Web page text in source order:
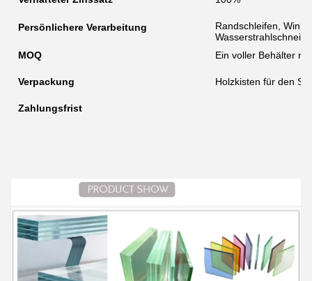
Persönlichere Verarbeitung
Randschleifen,
MOQ
Ein voller Behälter
Verpackung Holzkisten für den
Zahlungsfrist